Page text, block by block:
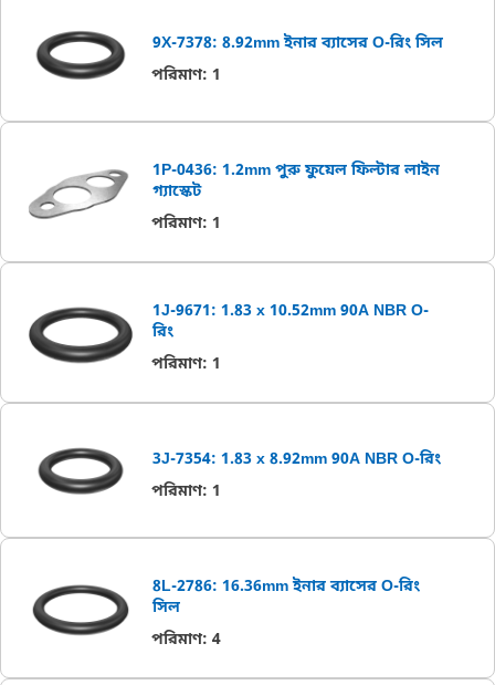
9X-7378: 8.92mm ইনার ব্যাসের O-রিং সিল
পরিমাণ: 1
1P-0436: 1.2mm পুরু ফুয়েল ফিল্টার লাইন
গ্যাস্কেট
পরিমাণ: 1
1J-9671: 1.83 x 10.52mm 90A NBR O-
রিং
পরিমাণ: 1
3J-7354: 1.83 x 8.92mm 90A NBR O-রিং
পরিমাণ: 1
8L-2786: 16.36mm ইনার ব্যাসের O-রিং
সিল
পরিমাণ: 4